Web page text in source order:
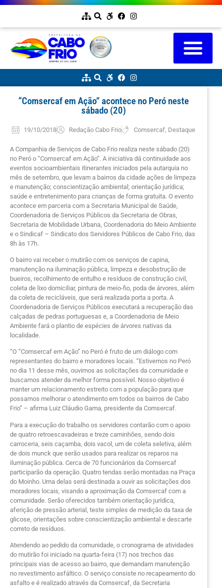
“Comsercaf em Ação” acontece no Peró neste
sábado (20)
19/10/2018 Redação Cabo Frio Comsercaf, Destaque
A Companhia de Serviços de Cabo Frio realiza neste sábado (20)
no Peró o “Comsercaf em Ação”. A iniciativa dá continuidade aos
eventos socioambientais itinerantes iniciados pela autarquia no
mês de setembro, que levam a bairros da cidade ações de limpeza
e manutenção; conscientização ambiental; orientação jurídica;
saúde e entretenimento para crianças de forma gratuita. O evento
acontece em parceria com a Secretaria Municipal de Saúde,
Coordenadoria de Serviços Públicos da Secretaria de Obras,
Secretaria de Mobilidade Urbana, Coordenadoria do Meio Ambiente
e o Sindicaf – Sindicato dos Servidores Públicos de Cabo Frio, das
8h às 17h.
O bairro vai receber o mutirão com os serviços de capina,
manutenção na iluminação pública, limpeza e desobstrução de
bueiros, recolhimento de entulho e resíduos de construção civil,
coleta de lixo domiciliar, pintura de meio-fio, poda de árvores, além
da coleta de recicláveis, que será realizada porta a porta. A
Coordenadoria de Serviços Públicos executará a recuperação das
calçadas de pedras portuguesas e, a Coordenadoria de Meio
Ambiente fará o plantio de espécies de árvores nativas da
localidade.
“O “Comsercaf em Ação” no Peró é fruto de um diálogo com
representantes do bairro e moradores locais. “Estivemos no Peró
no dia 11 desse mês, ouvimos as solicitações da comunidade e
buscamos atender da melhor forma possível. Nosso objetivo é
manter um relacionamento estreito com a população para que
possamos melhorar o atendimento em todos os bairros de Cabo
Frio” – afirma Luiz Cláudio Gama, presidente da Comsercaf.
Para a execução do trabalho os servidores contarão com o apoio
de quatro retroescavadeiras e treze caminhões, sendo dois
carroceria, seis caçamba, dois vacol, um de coleta seletiva, além
de dois munck que serão usados para realizar os reparos na
iluminação pública. Cerca de 70 funcionários da Comsercaf
participarão da operação. Quatro tendas serão montadas na Praça
do Moinho. Uma delas será destinada a ouvir as solicitações dos
moradores locais, visando a aproximação da Comsercaf com a
comunidade. Serão oferecidos também orientação jurídica,
aferição de pressão arterial, teste simples de medição da taxa de
glicose, orientações sobre conscientização ambiental e descarte
correto de resíduos.
Atendendo ao pedido da comunidade, o cronograma de atividades
do mutirão foi iniciado na quarta-feira (17) nos trechos das
principais vias de acesso ao bairro, que demandam manutenção
no revestimento asfáltico. O serviço consiste no recapeamento do
asfalto e é realizado através da Comsercaf, da Secretaria